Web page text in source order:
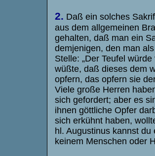
2. Daß ein solches
aus dem allgemeinen
gehalten, daß man ein
demjenigen, den man
Stelle: „Der Teufel
wüßte, daß dieses dem
opfern, das opfern sie
Viele große Herren
sich gefordert; aber es
ihnen göttliche Opfer
sich erkühnt haben,
hl. Augustinus kannst
keinem Menschen oder